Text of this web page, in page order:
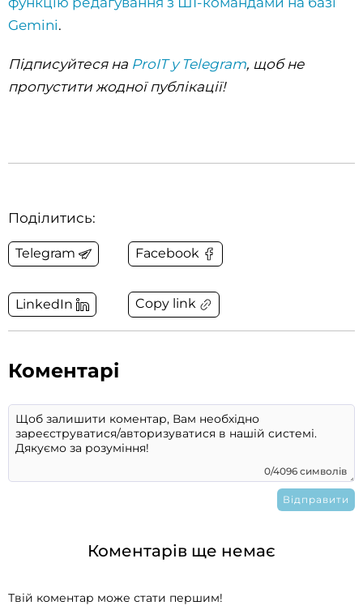
Gemini.
Підписуйтеся на ProIT у Telegram, щоб не
пропустити жодної публікації!
Поділитись:
Telegram Facebook
LinkedIn Copy link
Коментарі
0/4096 символів
Коментарів ще немає
Твій коментар може стати першим!